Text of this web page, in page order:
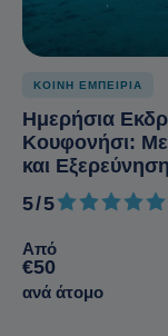
ΚΟΙΝΗ ΕΜΠΕΙΡΙΑ
Ημερήσια
Κουφονήσι:
και
5/55 από 5
Από
€50
ανά άτομο